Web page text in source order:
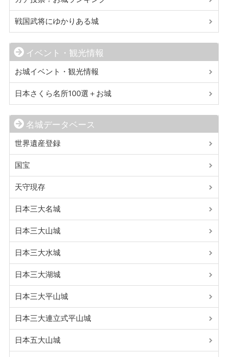
戦国武将にゆかりある城
イベント・観光情報
お城イベント・観光情報
日本さくら名所100選＋お城
名城データベース
世界遺産登録
国宝
天守現存
日本三大名城
日本三大山城
日本三大水城
日本三大湖城
日本三大平山城
日本三大連立式平山城
日本五大山城